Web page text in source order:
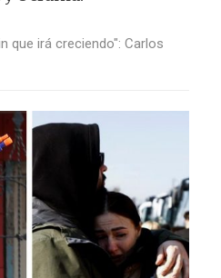
que irá creciendo": Carlos